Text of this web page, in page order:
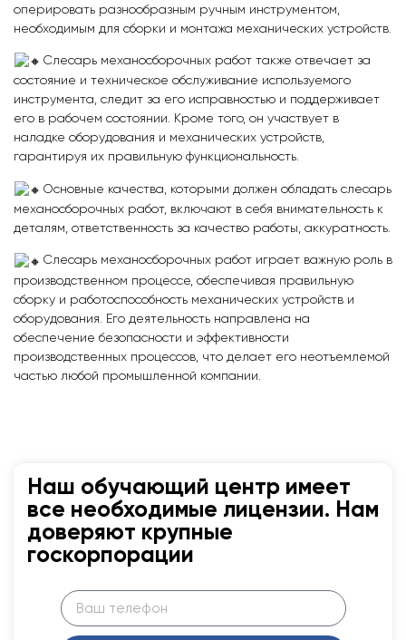
оперировать разнообразным ручным инструментом,
необходимым для сборки и монтажа механических устройств.
Слесарь механосборочных работ также отвечает за
состояние и техническое обслуживание используемого
инструмента, следит за его исправностью и поддерживает
его в рабочем состоянии. Кроме того, он участвует в
наладке оборудования и механических устройств,
гарантируя их правильную функциональность.
Основные качества, которыми должен обладать слесарь
механосборочных работ, включают в себя внимательность к
деталям, ответственность за качество работы, аккуратность.
Слесарь механосборочных работ играет важную роль в
производственном процессе, обеспечивая правильную
сборку и работоспособность механических устройств и
оборудования. Его деятельность направлена на
обеспечение безопасности и эффективности
производственных процессов, что делает его неотъемлемой
частью любой промышленной компании.
Наш обучающий центр имеет
все необходимые лицензии. Нам
доверяют крупные
госкорпорации